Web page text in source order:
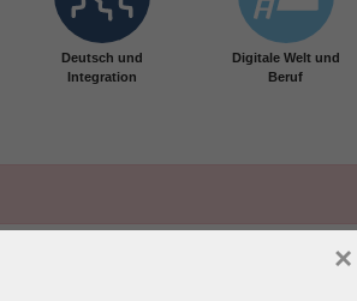
Deutsch und
Integration
Digitale Welt und
Beruf
×